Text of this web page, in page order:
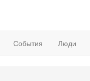
События Люди